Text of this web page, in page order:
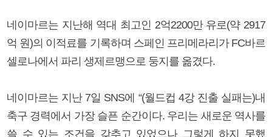
네이마르는 지난해 역대 최고인 2억2200만 유로(약 2917
억 원)의 이적료를 기록하며 스페인 프리메라리가 FC바르
셀로나에서 파리 생제르맹으로 둥지를 옮겼다.
네이마르는 지난 7일 SNS에 “(월드컵 4강 진출 실패는)내
축구 경력에서 가장 슬픈 순간이다. 우리는 새로운 역사를
쓸 수 있는 조건을 갖추고 있었으나 그렇게 하지 못했